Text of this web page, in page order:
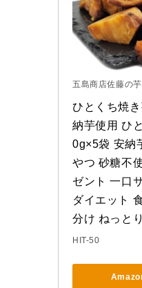
五島商店佐藤の
ひとくち焼
納芋使用 ひ
0g×5袋 安納
やつ 砂糖不
ゼント 一口
ダイエット
分け ねっと
HIT-50